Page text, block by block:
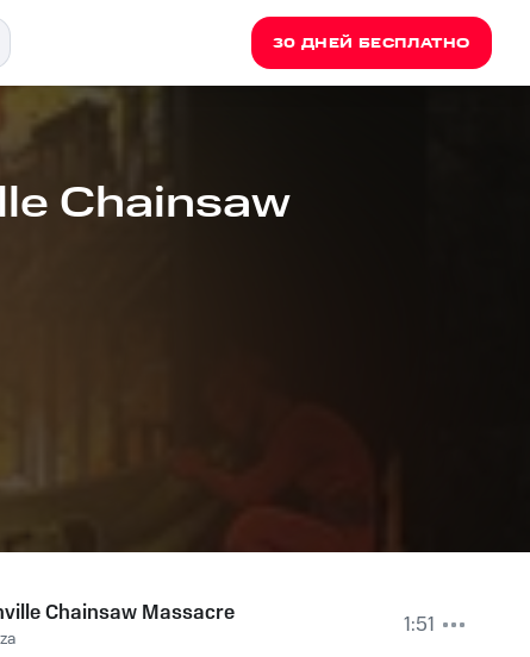
30 ДНЕЙ БЕСПЛАТНО
Chainsaw
Chainsaw Massacre
1:51